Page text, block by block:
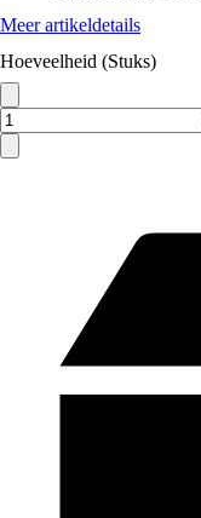
Meer artikeldetails
Hoeveelheid (Stuks)